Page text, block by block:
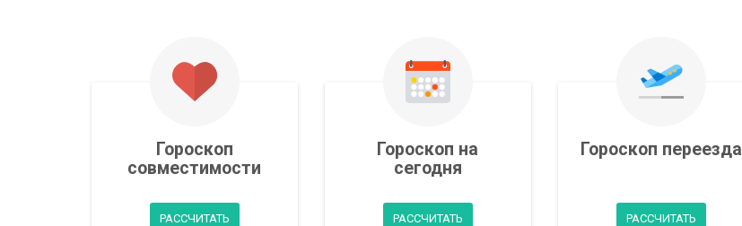
Гороскоп
совместимости
РАССЧИТАТЬ
Гороскоп на
сегодня
РАССЧИТАТЬ
Гороскоп переезда
РАССЧИТАТЬ